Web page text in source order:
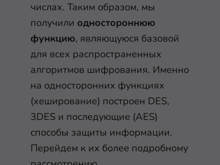
числах. Таким образом, мы
получили одностороннюю
функцию, являющуюся базовой
для всех распространенных
алгоритмов шифрования. Именно
на односторонних функциях
(хеширование) построен DES,
3DES и последующие (AES)
способы защиты информации.
Перейдем к их более подробному